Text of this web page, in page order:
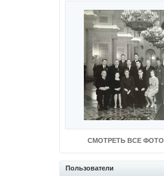
СМОТРЕТЬ ВСЕ ФОТО
Пользователи